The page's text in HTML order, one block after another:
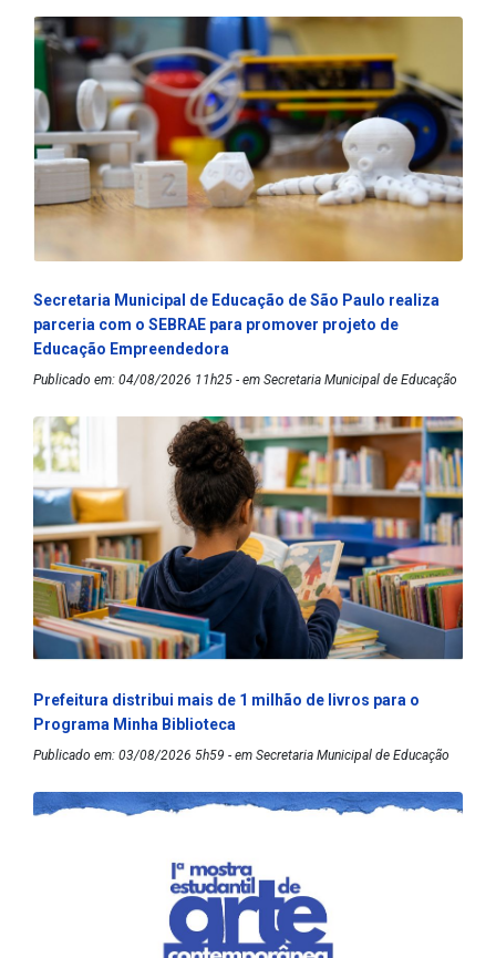
Secretaria Municipal de Educação de São Paulo realiza
parceria com o SEBRAE para promover projeto de
Educação Empreendedora
Publicado em: 04/08/2026 11h25 - em Secretaria Municipal de Educação
Prefeitura distribui mais de 1 milhão de livros para o
Programa Minha Biblioteca
Publicado em: 03/08/2026 5h59 - em Secretaria Municipal de Educação